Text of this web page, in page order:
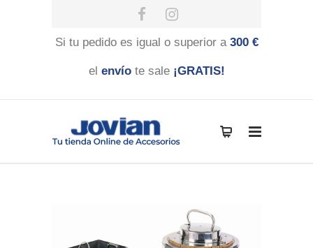
Si tu pedido es igual o superior a300 €
el envíote sale ¡GRATIS!